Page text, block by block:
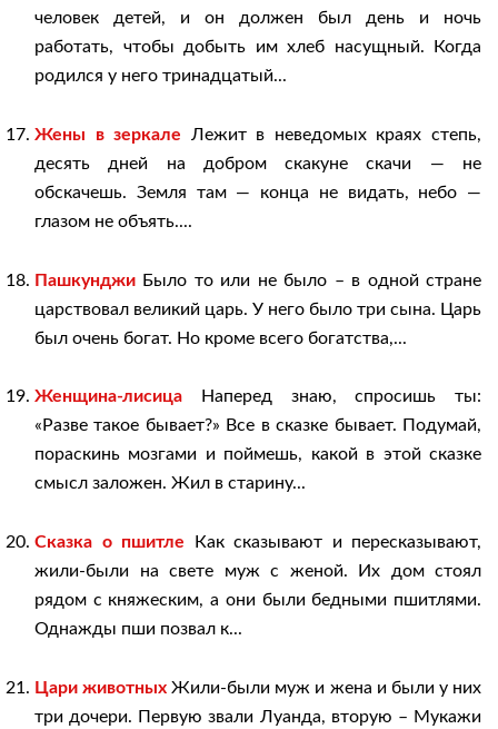
человек детей, и он должен был день и ночь
работать, чтобы добыть им хлеб насущный. Когда
родился у него тринадцатый...
Жены в зеркале Лежит в неведомых краях степь,
десять дней на добром скакуне скачи — не
обскачешь. Земля там — конца не видать, небо —
глазом не объять....
Пашкунджи Было то или не было – в одной стране
царствовал великий царь. У него было три сына. Царь
был очень богат. Но кроме всего богатства,...
Женщина-лисица Наперед знаю, спросишь ты:
«Разве такое бывает?» Все в сказке бывает. Подумай,
пораскинь мозгами и поймешь, какой в этой сказке
смысл заложен. Жил в старину...
Сказка о пшитле Как сказывают и пересказывают,
жили-были на свете муж с женой. Их дом стоял
рядом с княжеским, а они были бедными пшитлями.
Однажды пши позвал к...
Цари животных Жили-были муж и жена и были у них
три дочери. Первую звали Луанда, вторую – Мукажи